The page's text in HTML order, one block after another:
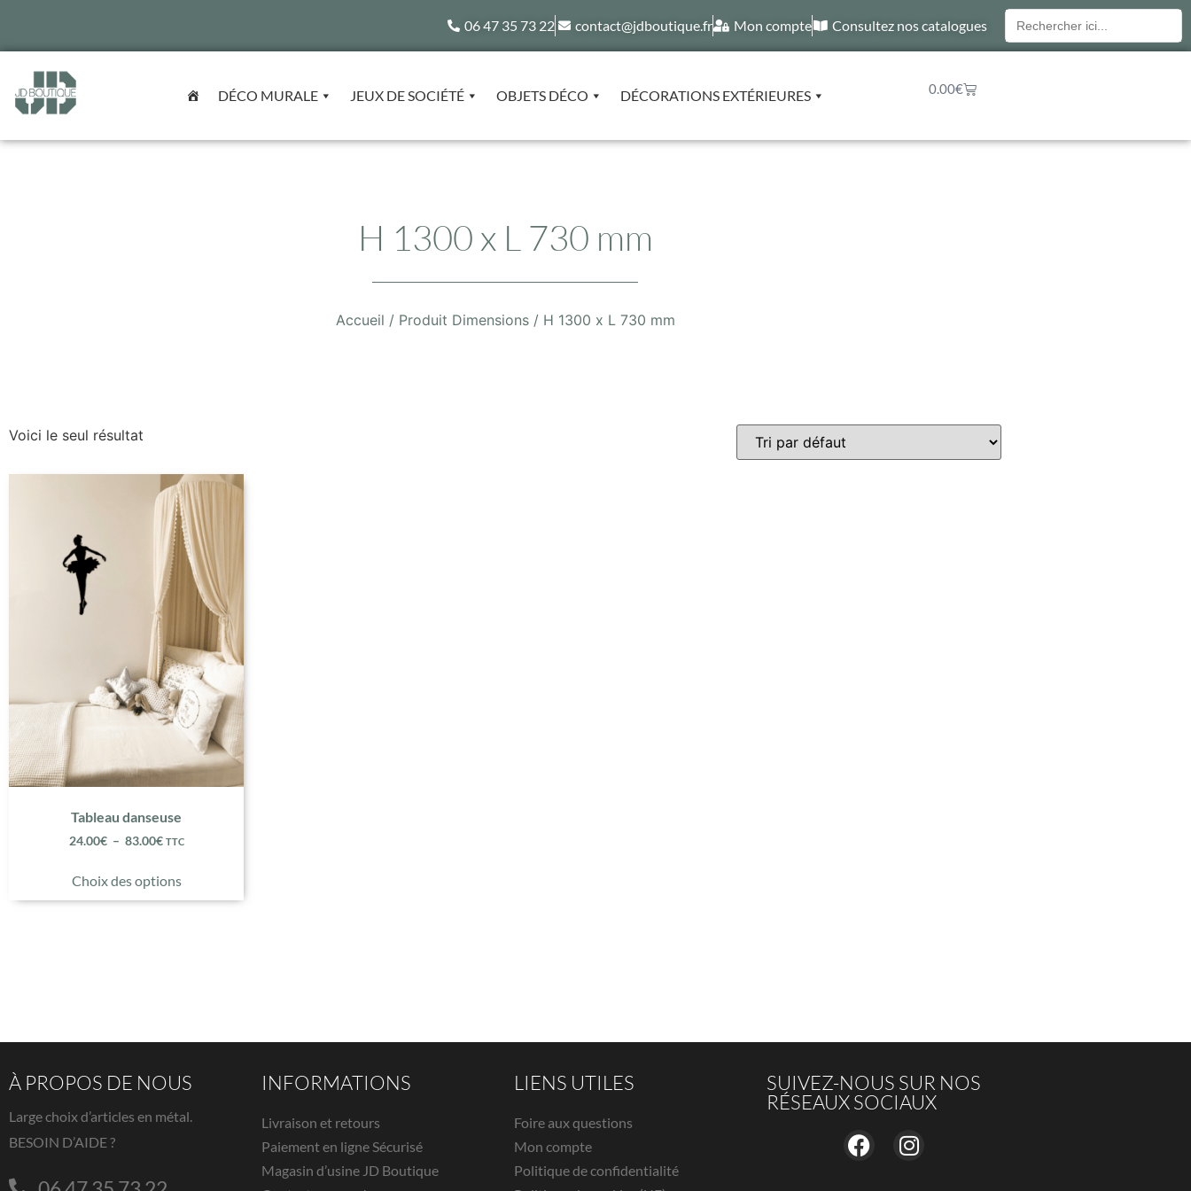
06 47 35 73 22 contact@jdboutique.fr Mon compte Consultez nos catalogues
Recherche
pour :
DÉCO MURALE JEUX DE SOCIÉTÉ OBJETS DÉCO DÉCORATIONS EXTÉRIEURES 0.00€
H 1300 x L 730 mm
Accueil / Produit Dimensions / H 1300 x L 730 mm
Voici le seul résultat
Tableau danseuse
24.00€ – 83.00€ TTC
Choix des options
À PROPOS DE NOUS
Large choix d’articles en métal.
BESOIN D’AIDE ?
INFORMATIONS
Livraison et retours
Paiement en ligne Sécurisé
Magasin d’usine JD Boutique
LIENS UTILES
Foire aux questions
Mon compte
Politique de confidentialité
SUIVEZ-NOUS SUR NOS
RÉSEAUX SOCIAUX